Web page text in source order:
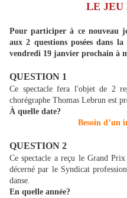
LE JEU
Pour participer à ce nouveau
aux 2 questions posées dans
vendredi 19 janvier prochain à
QUESTION 1
Ce spectacle fera l'objet de 2
chorégraphe Thomas Lebrun est
À quelle date?
Besoin d’un
QUESTION 2
Ce spectacle a reçu le Grand
décerné par le Syndicat
danse.
En quelle année?